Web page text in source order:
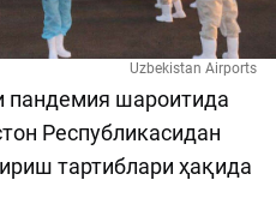
Uzbekistan Airports
пандемия шароитида
Республикасидан
тартиблари ҳақида